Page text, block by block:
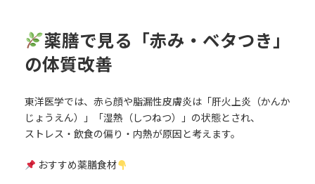
薬膳で見る「赤み・ベタつき」
の体質改善
東洋医学では、赤ら顔や脂漏性皮膚炎は「肝火上炎（かんか
じょうえん）」「湿熱（しつねつ）」の状態とされ、
ストレス・飲食の偏り・内熱が原因と考えます。
おすすめ薬膳食材